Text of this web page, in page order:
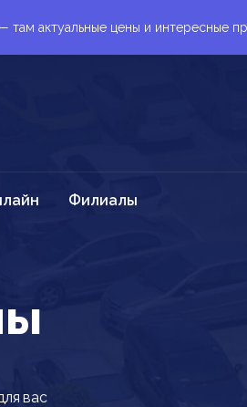
там актуальные цены и интересные
Филиалы
вас